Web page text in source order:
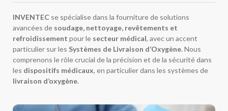
INVENTEC se spécialise dans la fourniture de solutions
avancées de soudage, nettoyage, revêtements et
refroidissement pour le secteur médical, avec un accent
particulier sur les Systèmes de Livraison d’Oxygène. Nous
comprenons le rôle crucial de la précision et de la sécurité dans
les dispositifs médicaux, en particulier dans les systèmes de
livraison d’oxygène.